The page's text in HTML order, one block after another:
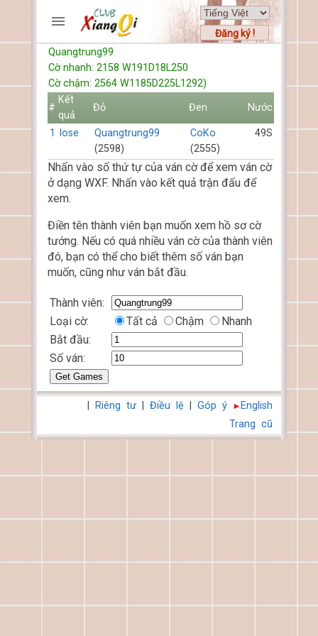
Đăng ký !
TRƯƠNG MỤC
Trang chủ
Đăng ký
Thành viên mới
Cách chơi
Hỏi đáp
Luật cờ tướng
Luật cờ úp
HỒ SƠ
FORUMS
Quangtrung99
Cờ nhanh: 2158 W191D18L250
Cờ chậm: 2564 W1185D225L1292)
#
Kết
quả
Đỏ Đen Nước
1 lose
Quangtrung99
(2598)
CoKo
(2555)
49S
Nhấn vào số thứ tự của ván cờ để xem ván cờ
ở dạng WXF. Nhấn vào kết quả trận đấu để
xem.
Điền tên thành viên bạn muốn xem hồ sơ cờ
tướng. Nếu có quá nhiều ván cờ của thành viên
đó, bạn có thể cho biết thêm số ván bạn
muốn, cũng như ván bắt đầu.
Thành viên:
Loại cờ:
Tất cả Chậm
Nhanh
Bắt đầu:
Số ván:
English
Góp ý
Điều lệ
Riêng tư
Trang cũ